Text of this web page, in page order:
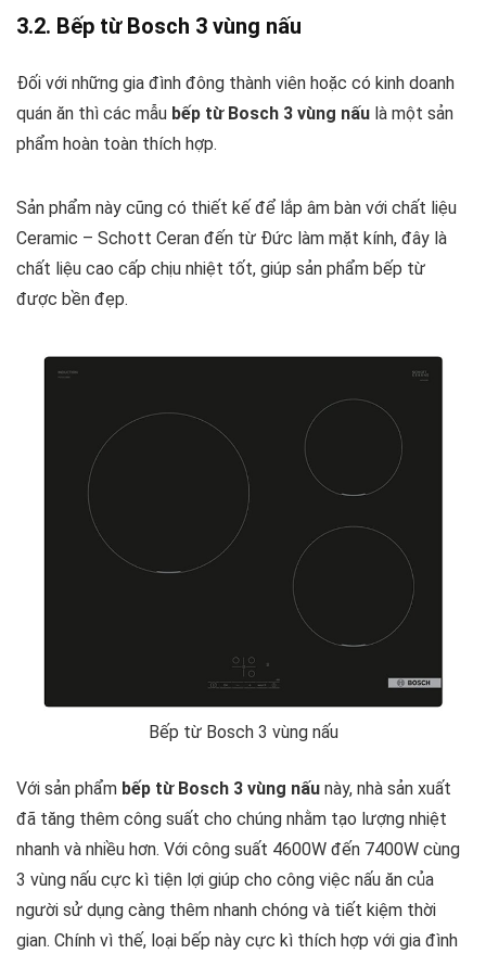
3.2. Bếp từ Bosch 3 vùng nấu
Đối với những gia đình đông thành viên hoặc có kinh doanh
quán ăn thì các mẫu bếp từ Bosch 3 vùng nấu là một sản
phẩm hoàn toàn thích hợp.
Sản phẩm này cũng có thiết kế để lắp âm bàn với chất liệu
Ceramic – Schott Ceran đến từ Đức làm mặt kính, đây là
chất liệu cao cấp chịu nhiệt tốt, giúp sản phẩm bếp từ
được bền đẹp.
Bếp từ Bosch 3 vùng nấu
Với sản phẩm bếp từ Bosch 3 vùng nấu này, nhà sản xuất
đã tăng thêm công suất cho chúng nhằm tạo lượng nhiệt
nhanh và nhiều hơn. Với công suất 4600W đến 7400W cùng
3 vùng nấu cực kì tiện lợi giúp cho công việc nấu ăn của
người sử dụng càng thêm nhanh chóng và tiết kiệm thời
gian. Chính vì thế, loại bếp này cực kì thích hợp với gia đình